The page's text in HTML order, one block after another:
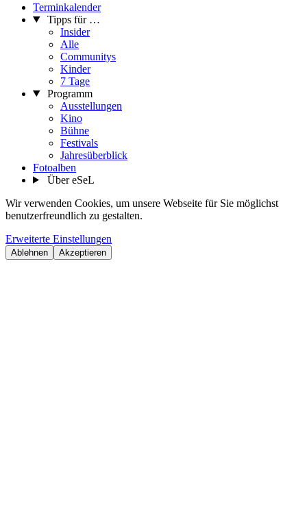
Terminkalender
Tipps für …
Insider
Alle
Communitys
Kinder
7 Tage
Programm
Ausstellungen
Kino
Bühne
Festivals
Jahresüberblick
Fotoalben
Über eSeL
Wir verwenden Cookies, um unsere Webseite für Sie möglichst
benutzerfreundlich zu gestalten.
Erweiterte Einstellungen
Ablehnen Akzeptieren